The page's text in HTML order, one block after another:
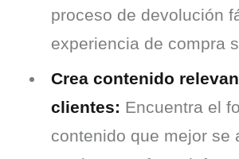
proceso de devolución
experiencia de compra
Crea contenido
clientes: Encuentra el
contenido que mejor se